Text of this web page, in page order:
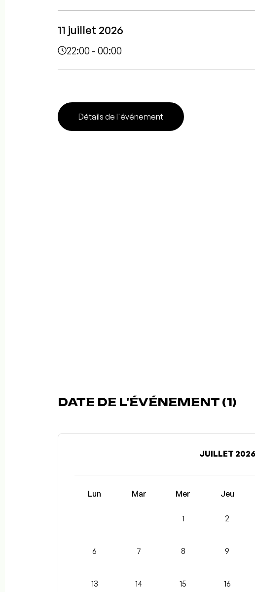
11 juillet 2026
22:00 - 00:00
Détails de l'événement
DATE DE L'ÉVÉNEMENT (1)
JUILLET 2026
Lun Mar Mer Jeu
1 2
6 7 8 9
13 14 15 16